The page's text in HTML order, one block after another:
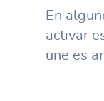
En
activar
une es